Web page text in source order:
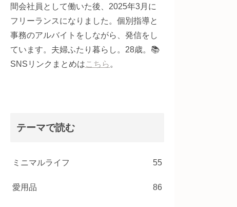
間会社員として働いた後、2025年3月に
フリーランスになりました。個別指導と
事務のアルバイトをしながら、発信をし
ています。夫婦ふたり暮らし。28歳。📚
SNSリンクまとめはこちら 。
テーマで読む
ミニマルライフ 55
愛用品 86